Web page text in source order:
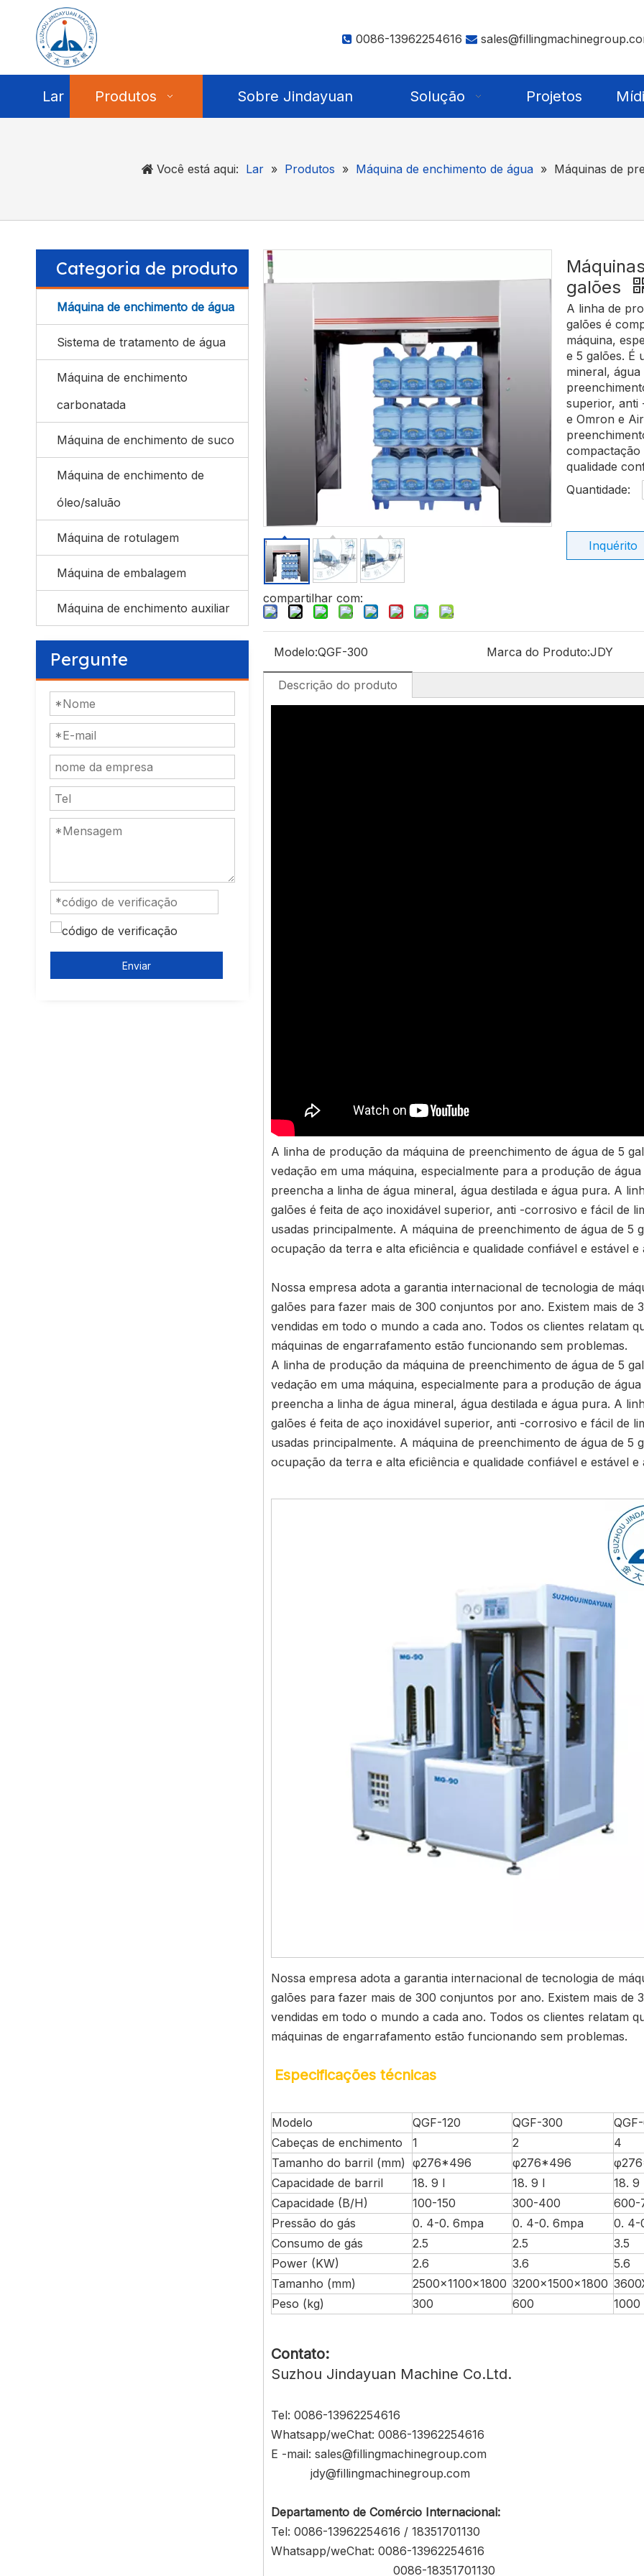
0086-13962254616 
Lar Produtos Sobre Jindayuan Solução Projetos
Você está aqui: Lar » Produtos » Máquina de enchimento de água » Máquinas de
Categoria de produto
Máquina de enchimento de água
Sistema de tratamento de água
Máquina de enchimento
carbonatada
Máquina de enchimento de suco
Máquina de enchimento de
óleo/saluão
Máquina de rotulagem
Máquina de embalagem
Máquina de enchimento auxiliar
Pergunte
Enviar
compartilhar com:
galões
A linha de
galões é
máquina,
e 5 galões. É
mineral,
superior, anti
e Omron e
compactação
qualidade
Quantidade:
Inquérito
Modelo:QGF-300 Marca do Produto:JDY
Descrição do produto
A linha de produção da máquina de preenchimento de água de 5
vedação em uma máquina, especialmente para a produção de
preencha a linha de água mineral, água destilada e água pura. A
galões é feita de aço inoxidável superior, anti -corrosivo e fácil de
usadas principalmente. A máquina de preenchimento de água de
ocupação da terra e alta eficiência e qualidade confiável e estável e
Nossa empresa adota a garantia internacional de tecnologia de
galões para fazer mais de 300 conjuntos por ano. Existem mais de
vendidas em todo o mundo a cada ano. Todos os clientes relatam
máquinas de engarrafamento estão funcionando sem problemas.
A linha de produção da máquina de preenchimento de água de 5
vedação em uma máquina, especialmente para a produção de
preencha a linha de água mineral, água destilada e água pura. A
galões é feita de aço inoxidável superior, anti -corrosivo e fácil de
usadas principalmente. A máquina de preenchimento de água de
ocupação da terra e alta eficiência e qualidade confiável e estável e
Nossa empresa adota a garantia internacional de tecnologia de
galões para fazer mais de 300 conjuntos por ano. Existem mais de
vendidas em todo o mundo a cada ano. Todos os clientes relatam
máquinas de engarrafamento estão funcionando sem problemas.
Especificações técnicas
Modelo QGF-120 QGF-300
Cabeças de enchimento
1 2 4
Tamanho do barril (mm) φ276*496 φ276*496
Capacidade de barril
18. 9 l 18. 9 l 18. 9
Capacidade (B/H)
100-150 300-400 600-
Pressão do gás
0. 4-0. 6mpa 0. 4-0. 6mpa 0. 4-
Consumo de gás
2.5 2.5 3.5
Power (KW)
2.6 3.6 5.6
Tamanho (mm)
2500x1100x1800 3200x1500x1800
Peso (kg)
300 600 1000
Contato:
Suzhou Jindayuan Machine Co.Ltd.
Tel: 0086-13962254616
Whatsapp/weChat: 0086-13962254616
E -mail: sales@fillingmachinegroup.com
jdy@fillingmachinegroup.com
Departamento de Comércio Internacional:
Tel: 0086-13962254616 / 18351701130
Whatsapp/weChat: 0086-13962254616
0086-18351701130